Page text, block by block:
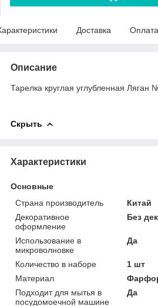
Доставка Оплата
Описание
Тарелка круглая углубленная Ляган
Скрыть
Характеристики
Основные
Страна производитель
Китай
Декоративное
оформление
Без
Использование в
микроволновке
Да
Количество в наборе
1 шт
Материал
Подходит для мытья в
посудомоечной машине
Да